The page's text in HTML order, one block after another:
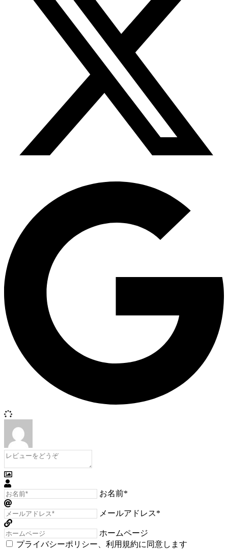
お名前*
メールアドレス*
ホームページ
プライバシーポリシー
利用規約に同意します